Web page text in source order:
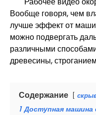
Вообще говоря, чем
лучше эффект от
можно подвергать
различными
древесины,
Содержание
1 Доступная машина